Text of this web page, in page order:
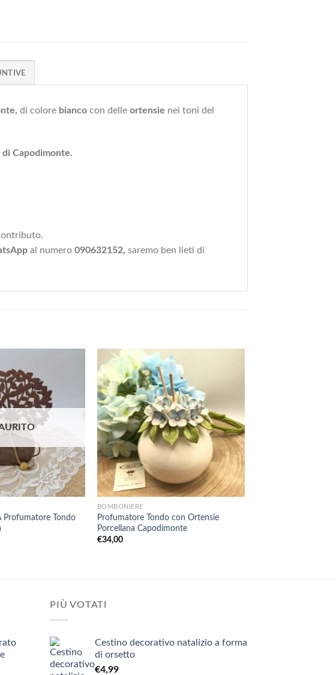
di colore bianco con delle ortensie nei toni del
Capodimonte.
al numero 090632152, saremo ben lieti di
Profumatore Tondo
+
BOMBONIERE
Profumatore Tondo con Ortensie
Porcellana Capodimonte
€34,00
PIÙ VOTATI
Cestino decorativo natalizio a forma
di orsetto
€4,99